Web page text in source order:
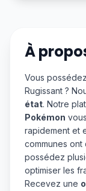
À
Vous
Rugissant ?
état. Notre
Pokémon
rapidement et
communes ont
possédez
optimiser les
Recevez une